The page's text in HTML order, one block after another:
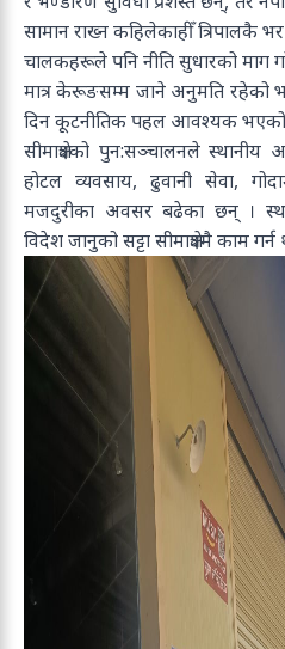
सामान राख्न कहिलेकाहीँ त्रिपालकै
चालकहरूले पनि नीति सुधारको माग
मात्र केरूङसम्म जाने अनुमति रहेको
दिन कूटनीतिक पहल आवश्यक भएको
सीमाक्षेत्रको पुन:सञ्चालनले
होटल व्यवसाय, ढुवानी सेवा,
मजदुरीका अवसर बढेका छन् ।
विदेश जानुको सट्टा सीमाक्षेत्रमै काम